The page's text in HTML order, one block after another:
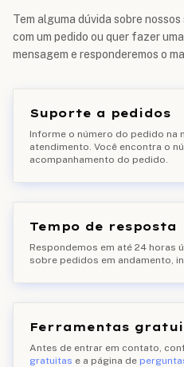
Tem alguma dúvida sobre
com um pedido ou quer fazer
mensagem e responderemos o
Suporte a pedidos
Informe o número do pedido na
atendimento. Você encontra o
acompanhamento do pedido.
Tempo de resposta
Respondemos em até 24 horas
sobre pedidos em andamento,
Ferramentas
Antes de entrar em contato,
gratuitas e a página de